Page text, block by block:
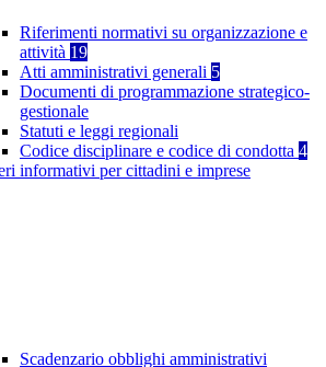
Riferimenti normativi su organizzazione e
attività 19
Atti amministrativi generali 5
Documenti di programmazione strategico-
gestionale
Statuti e leggi regionali
Codice disciplinare e codice di condotta 4
informativi per cittadini e imprese
Scadenzario obblighi amministrativi